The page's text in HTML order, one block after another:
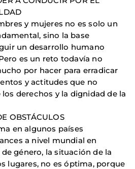
y mujeres no es solo un
sino la base
un desarrollo humano
es un reto todavía no
por hacer para erradicar
y actitudes que no
derechos y la dignidad de la
OBSTÁCULOS
en algunos países
a nivel mundial en
género, la situación de la
lugares, no es óptima, porque